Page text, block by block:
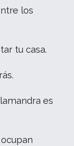
los
tu casa.
es